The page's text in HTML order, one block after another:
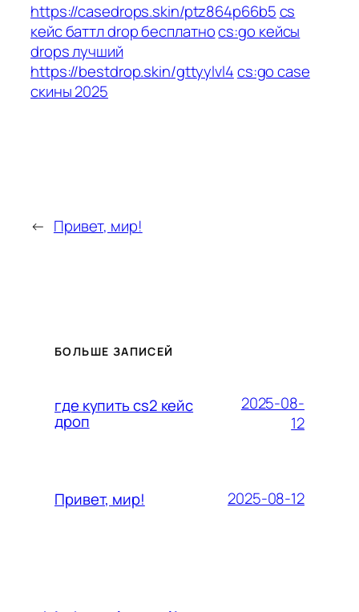
https://casedrops.skin/ptz864p66b5cs
кейс баттл drop бесплатноcs:go кейсы
drops лучший
https://bestdrop.skin/gttyylvl4cs:go case
скины 2025
← Привет, мир!
БОЛЬШЕ ЗАПИСЕЙ
где купить cs2 кейс
дроп
2025-08-
12
Привет, мир! 2025-08-12